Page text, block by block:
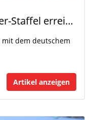
Eugene Tag 4: 4x100-Meter-Staffel erreicht das Finale, Julia Ehrle wird Achte
mit dem deutschem
Artikel anzeigen